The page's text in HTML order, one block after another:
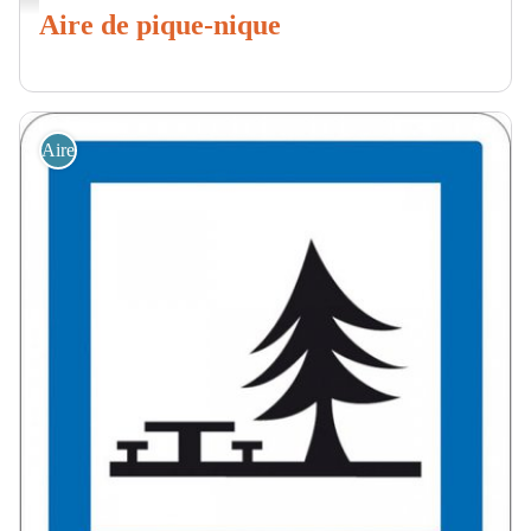
Aire de pique-nique
Aire de Pique Nique